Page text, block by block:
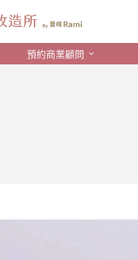
預約商業顧問